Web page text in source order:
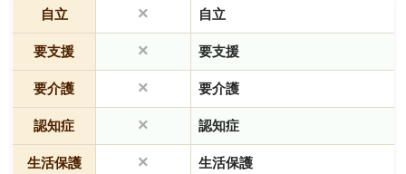
自立 × 自立
要支援 × 要支援
要介護 × 要介護
認知症 × 認知症
生活保護 × 生活保護